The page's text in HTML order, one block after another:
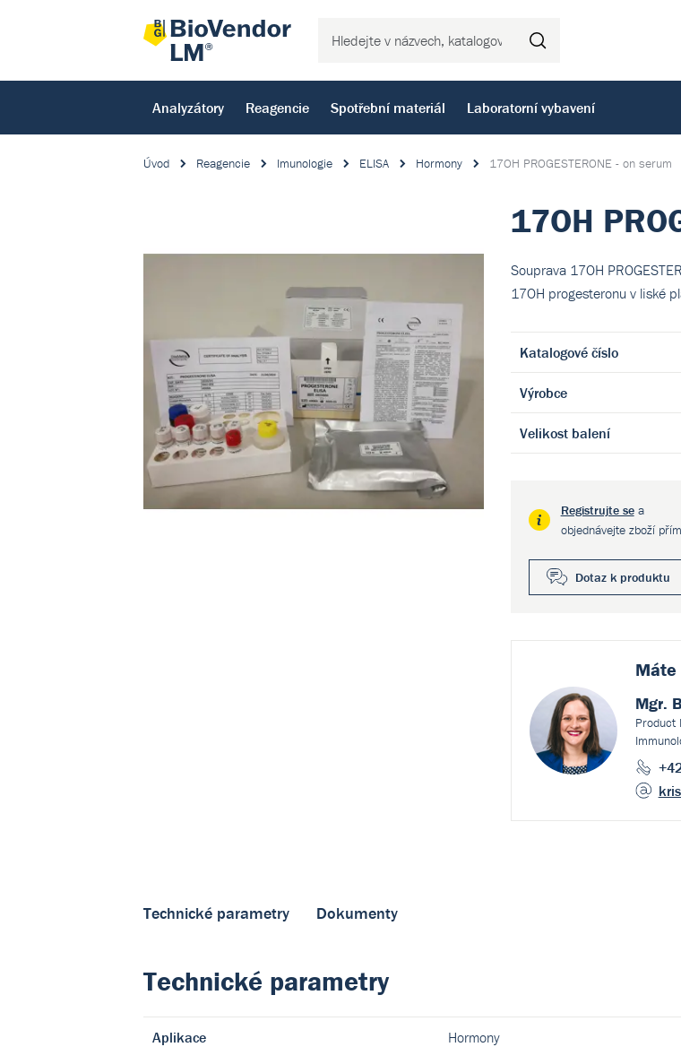
Analyzátory Reagencie Spotřební materiál Laboratorní vybavení
Úvod Reagencie Imunologie ELISA Hormony 17OH PROGESTERONE - on serum
17OH
Souprava 17OH
17OH progesteronu v liské
Katalogové číslo
Výrobce
Velikost balení
Registrujte sea
objednávejte zboží
Dotaz k produktu
Máte
Mgr.
Product
Technické parametry Dokumenty
Technické parametry
Aplikace Hormony